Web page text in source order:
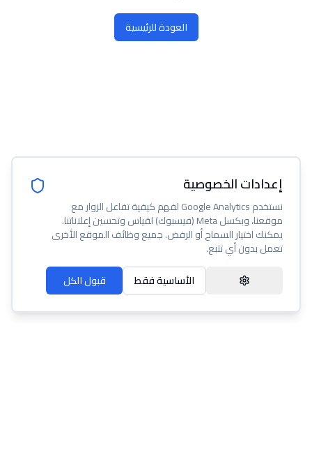
العودة للرئيسية
إعدادات الخصوصية
نستخدم Google Analytics لفهم كيفية تفاعل الزوار مع
موقعنا، وبكسل Meta (فيسبوك) لقياس وتحسين إعلاناتنا.
يمكنك اختيار السماح أو الرفض. جميع وظائف الموقع الأخرى
تعمل بدون أي تتبع.
قبول الكل
الأساسية فقط